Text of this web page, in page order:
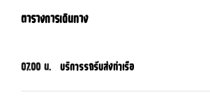
ตารางการเดินทาง
07.00 น. บริการรถรับส่งท่าเรือ